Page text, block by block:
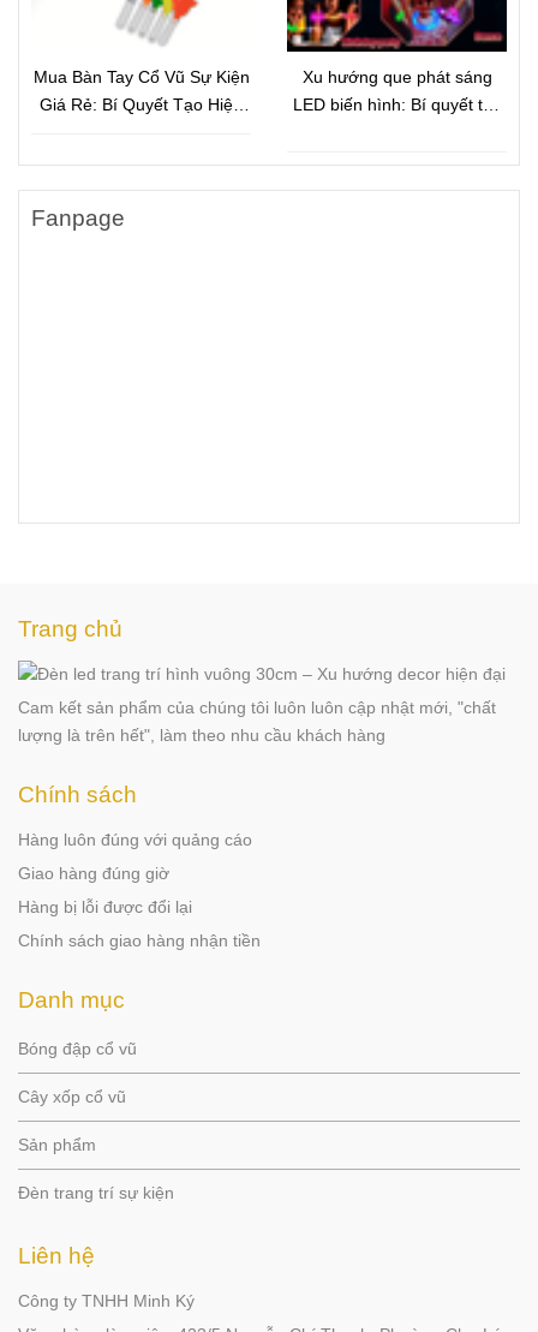
Mua Bàn Tay Cổ Vũ Sự Kiện
Giá Rẻ: Bí Quyết Tạo Hiệu
Xu hướng que phát sáng
LED biến hình: Bí quyết tạo
Fanpage
Trang chủ
Cam kết sản phẩm của chúng tôi luôn luôn cập nhật mới, "chất
lượng là trên hết", làm theo nhu cầu khách hàng
Chính sách
Hàng luôn đúng với quảng cáo
Giao hàng đúng giờ
Hàng bị lỗi được đổi lại
Chính sách giao hàng nhận tiền
Danh mục
Bóng đập cổ vũ
Cây xốp cổ vũ
Sản phẩm
Đèn trang trí sự kiện
Liên hệ
Công ty TNHH Minh Ký